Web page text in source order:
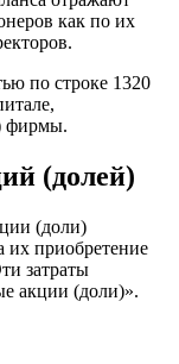
как по их
по строке 1320
фирмы.
(долей)
(доли)
их приобретение
затраты
акции (доли)».